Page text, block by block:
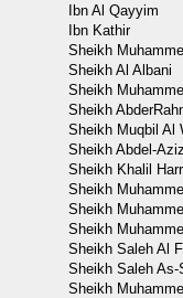
Ibn Al Qayyim
Ibn Kathir
Sheikh
Sheikh Al Albani
Sheikh
Sheikh
Sheikh Muqbil Al
Sheikh Abdel-
Sheikh Khalil
Sheikh
Sheikh
Sheikh
Sheikh Saleh Al
Sheikh Saleh As-
Sheikh